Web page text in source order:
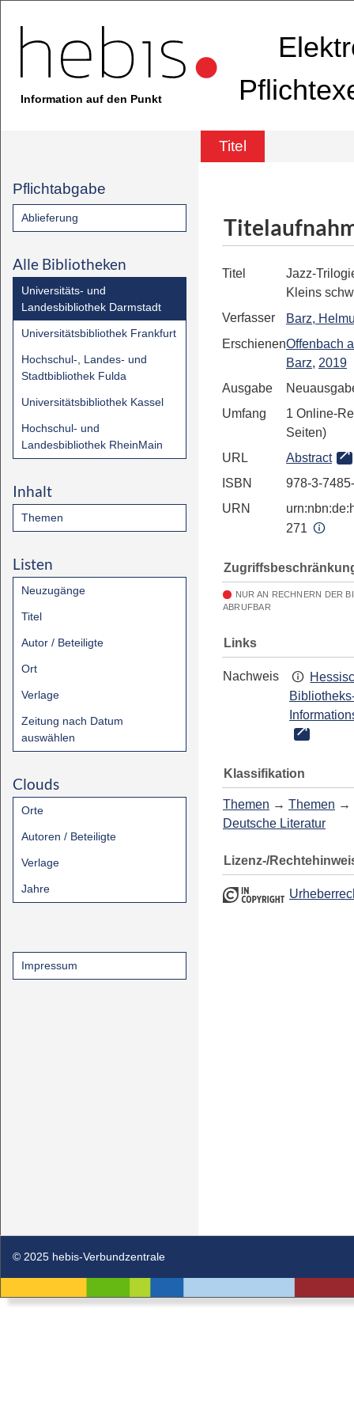
Information auf den Punkt
Titel
Pflichtabgabe
Ablieferung
Alle Bibliotheken
Universitäts- und
Landesbibliothek Darmstadt
Universitätsbibliothek Frankfurt
Hochschul-, Landes- und
Stadtbibliothek Fulda
Universitätsbibliothek Kassel
Hochschul- und
Landesbibliothek RheinMain
Inhalt
Themen
Listen
Neuzugänge
Titel
Autor / Beteiligte
Ort
Verlage
Zeitung nach Datum
auswählen
Clouds
Orte
Autoren / Beteiligte
Verlage
Jahre
Impressum
Titel
Jazz-
Kleins
Verfasser
Barz,
ErschienenOffenbach
Barz, 2019
Ausgabe
Umfang
1 Online-
Seiten)
URL
Abstract
ISBN
978-3-
URN
271
NUR AN RECHNERN DER
ABRUFBAR
Links
Nachweis
Klassifikation
Themen → Themen →
Deutsche Literatur
Lizenz-/
© 2025 hebis-Verbundzentrale